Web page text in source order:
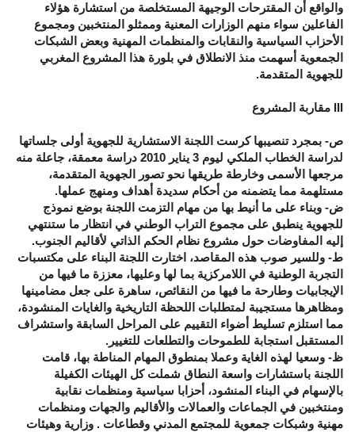
والواقع أن المقترحات الوجيهة المستخلصة من استشارة هؤلاء
الفاعلين سواء منهم الوزارات المعنية وممثلو المنتخبين ومجموع
الأحزاب السياسية والنقابات والمنظمات المهنية وبعض الشبكات
الجمعوية أسهمت منذ الانطلاق في بلورة هذا المشروع المغربي
للجهوية المتقدمة.
III مقاربة المشروع
ص- بمجرد تنصيبها كرست اللجنة الاستشارية للجهوية أولى جلساتها
لدراسة الخطاب الملكي ليوم 3 يناير 2010 دراسة معمقة، جاعلة منه
مرجعها الأسمى وخارطة طريقها نحو تصور الجهوية المتقدمة،
مستلهمة مما يتضمنه من أحكام سديدة أهداف ومنهج عملها.
ض- وبناء على ما أنيط بها من مهام التزمت اللجنة بوضع نموذج
للجهوية ينطبق على مجموع التراب الوطني في انتظار ما ستنتهي
إليه المفاوضات حول مشروع نظام الحكم الذاتي لأقاليم الجنوب.
ط- وللسير صوب هذه المقاصد، اختارت اللجنة البناء على مكتسبات
التجربة الوطنية في اللامركزية بما لها وعليها، معززة ما فيها من
الإيجابيات وطارحة ما فيها من النقائص، ساهرة على جعل مضامينها
ومظاهرها مستجيبة لمتطلبات اللحظة التاريخية والغايات المنشودة،
مما استلزم تسليط أضواء التقييم على المراحل السابقة واستشراف
المستقبل استجابة للطموحات والتطلعات للتغيير.
ظ- وسعيا لهذه الغاية وعملا بمنطوق المهام المناطة بها، قامت
اللجنة باستشارات واسعة النطاق شملت كل الهيئات الكفيلة
بالإسهام في البناء المنشود، أحزابا سياسية ومنظمات نقابية
ومنتخبين في الجماعات والعمالات والأقاليم والجهات ومنظمات
مهنية وشبكات جمعوية للمجتمع المدني وقطاعات . وزارية وهيئات